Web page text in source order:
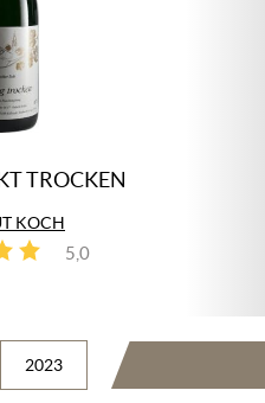
TROCKEN
KOCH
5,0
1
2023